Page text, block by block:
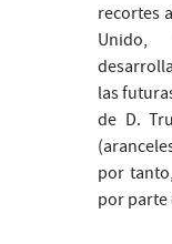
recortes
Unido,
las
de D.
por
por parte